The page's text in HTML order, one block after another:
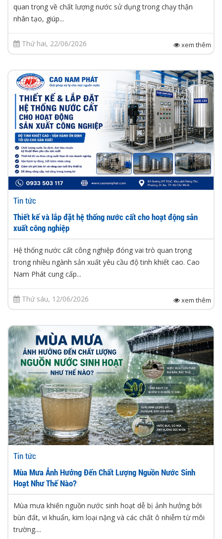
quan trọng về chất lượng nước sử dụng trong chạy thận
nhân tạo, giúp...
Thứ hai, 22/06/2026 xem thêm
Tin tức
Thiết kế và lắp đặt hệ thống nước cất cho hoạt động sản
xuất công nghiệp
Hệ thống nước cất công nghiệp đóng vai trò quan trọng
trong nhiều ngành sản xuất yêu cầu độ tinh khiết cao. Cao
Nam Phát cung cấp...
Thứ sáu, 12/06/2026 xem thêm
Tin tức
Mùa Mưa Ảnh Hưởng Đến Chất Lượng Nguồn Nước Sinh
Hoạt Như Thế Nào?
Mùa mưa khiến nguồn nước sinh hoạt dễ bị ảnh hưởng bởi
bùn đất, vi khuẩn, kim loại nặng và các chất ô nhiễm từ môi
trường....